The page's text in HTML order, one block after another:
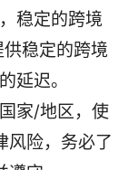
稳定的跨境
稳定的跨境
延迟。
家/地区，使
风险，务必了